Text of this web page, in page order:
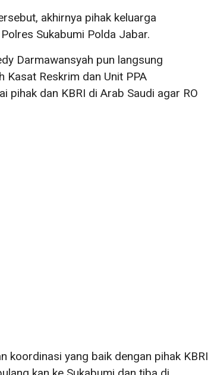
akhirnya pihak keluarga
Sukabumi Polda Jabar.
Darmawansyah pun langsung
Kasat Reskrim dan Unit PPA
pihak dan KBRI di Arab Saudi agar RO
koordinasi yang baik dengan pihak KBRI